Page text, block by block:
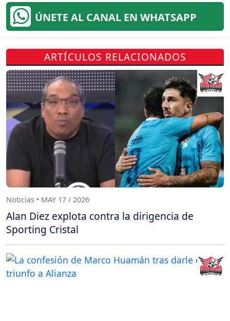
ÚNETE AL CANAL EN WHATSAPP
ARTÍCULOS RELACIONADOS
Noticias • MAY 17 / 2026
Alan Diez explota contra la dirigencia de
Sporting Cristal